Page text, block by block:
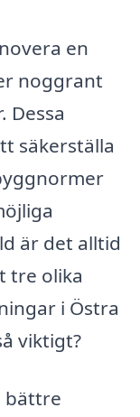
en
noggrant
Dessa
säkerställa
är det alltid
tre olika
i Östra
viktigt?
bättre